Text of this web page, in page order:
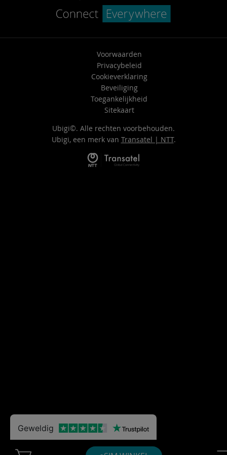
Voorwaarden
Privacybeleid
Cookieverklaring
Beveiliging
Toegankelijkheid
Sitekaart
Ubigi©. Alle rechten voorbehouden.
Ubigi, een merk van Transatel | NTT.
Geweldig